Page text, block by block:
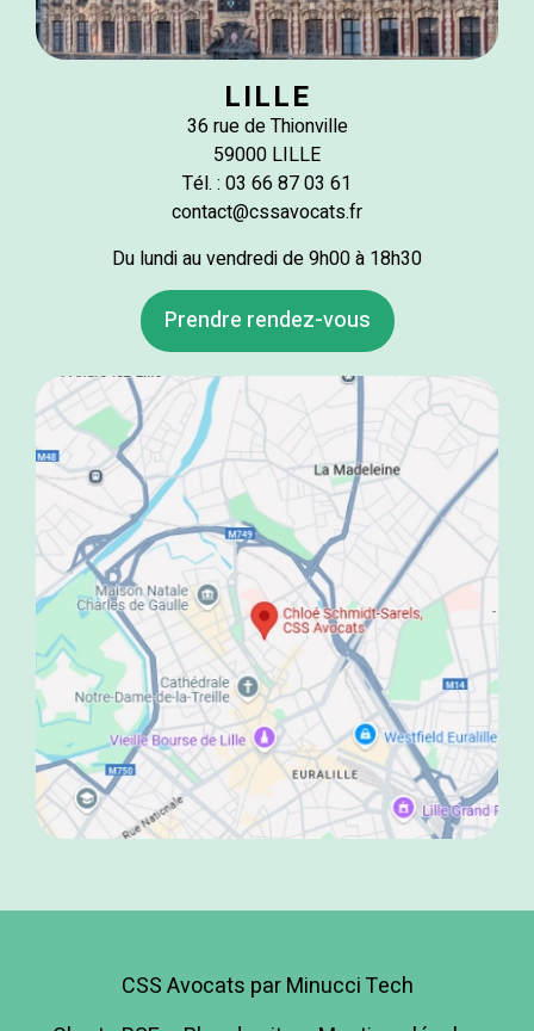
LILLE
36 rue de Thionville
59000 LILLE
Tél. : 03 66 87 03 61
contact@cssavocats.fr
Du lundi au vendredi de 9h00 à 18h30
Prendre rendez-vous
CSS Avocats par Minucci Tech